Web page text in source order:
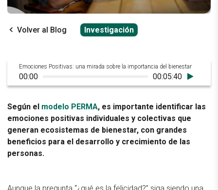
Volver al Blog Investigación
Emociones Positivas: una mirada sobre la importancia del bienestar
00:00 00:05:40
Según el modelo PERMA, es importante identificar las
emociones positivas individuales y colectivas que
generan ecosistemas de bienestar, con grandes
beneficios para el desarrollo y crecimiento de las
personas.